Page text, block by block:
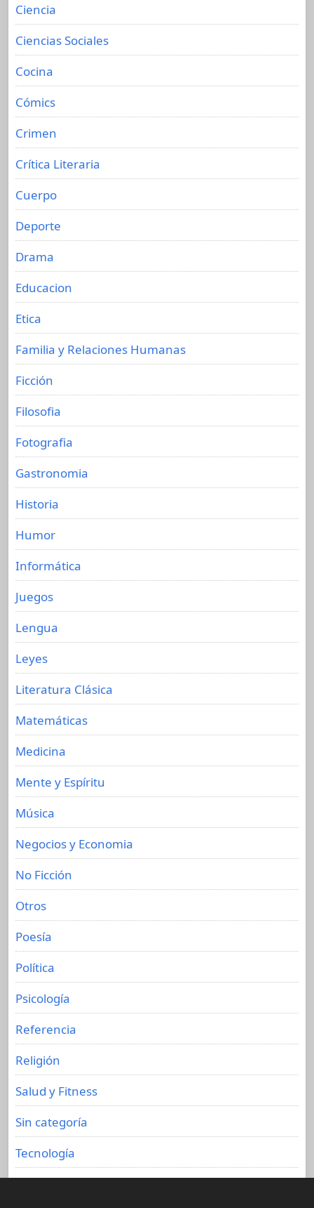
Ciencia
Ciencias Sociales
Cocina
Cómics
Crimen
Crítica Literaria
Cuerpo
Deporte
Drama
Educacion
Etica
Familia y Relaciones Humanas
Ficción
Filosofia
Fotografia
Gastronomia
Historia
Humor
Informática
Juegos
Lengua
Leyes
Literatura Clásica
Matemáticas
Medicina
Mente y Espíritu
Música
Negocios y Economia
No Ficción
Otros
Poesía
Política
Psicología
Referencia
Religión
Salud y Fitness
Sin categoría
Tecnología